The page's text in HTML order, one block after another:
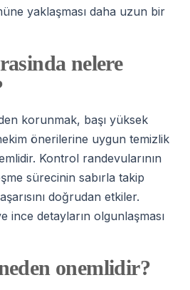
yaklaşması daha uzun bir
nelere
korunmak, başı yüksek
önerilerine uygun temizlik
Kontrol randevularının
sürecinin sabırla takip
doğrudan etkiler.
ince detayların olgunlaşması
onemlidir?